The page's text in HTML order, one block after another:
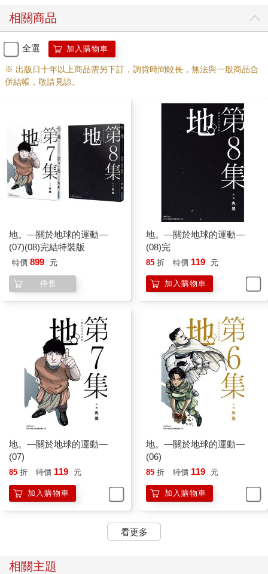
相關商品
全選 加入購物車
※ 出版日十年以上商品需另下訂，調貨時間較長，無法與一般商品合
併結帳，敬請見諒。
地。—關於地球的運動—
(07)(08)完結特裝版
特價 899 元
停售
地。—關於地球的運動—
(08)完
85 折 特價 119 元
加入購物車
地。—關於地球的運動—
(07)
85 折 特價 119 元
加入購物車
地。—關於地球的運動—
(06)
85 折 特價 119 元
加入購物車
看更多
相關主題